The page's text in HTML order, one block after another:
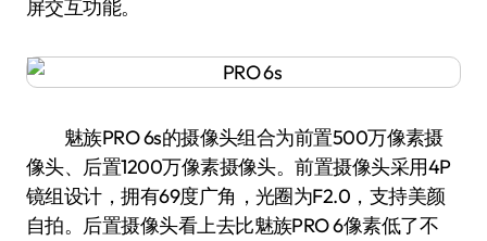
屏交互功能。
魅族PRO 6s的摄像头组合为前置500万像素摄
像头、后置1200万像素摄像头。前置摄像头采用4P
镜组设计，拥有69度广角，光圈为F2.0，支持美颜
自拍。后置摄像头看上去比魅族PRO 6像素低了不